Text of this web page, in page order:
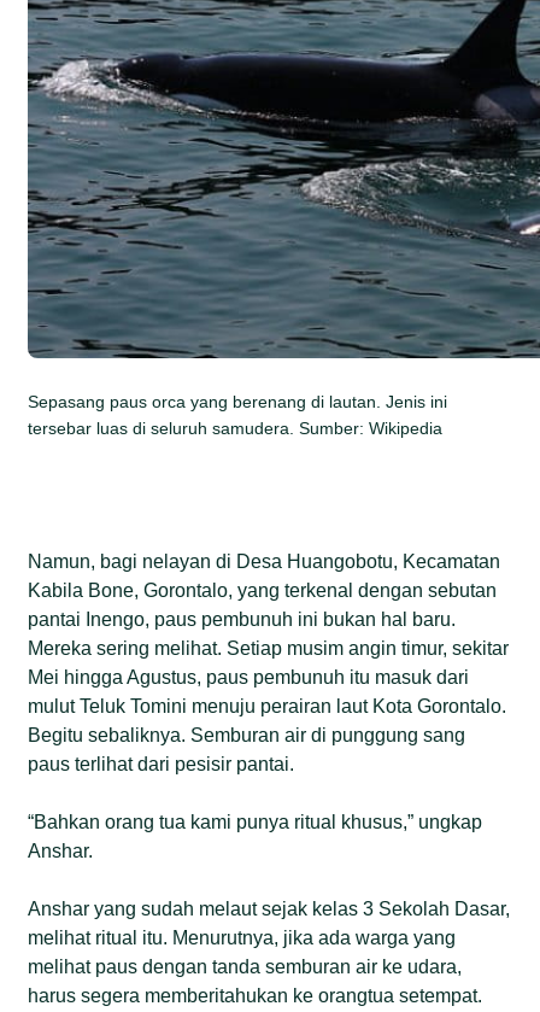
Sepasang paus orca yang berenang di lautan. Jenis ini
tersebar luas di seluruh samudera. Sumber: Wikipedia
Namun, bagi nelayan di Desa Huangobotu, Kecamatan
Kabila Bone, Gorontalo, yang terkenal dengan sebutan
pantai Inengo, paus pembunuh ini bukan hal baru.
Mereka sering melihat. Setiap musim angin timur, sekitar
Mei hingga Agustus, paus pembunuh itu masuk dari
mulut Teluk Tomini menuju perairan laut Kota Gorontalo.
Begitu sebaliknya. Semburan air di punggung sang
paus terlihat dari pesisir pantai.
“Bahkan orang tua kami punya ritual khusus,” ungkap
Anshar.
Anshar yang sudah melaut sejak kelas 3 Sekolah Dasar,
melihat ritual itu. Menurutnya, jika ada warga yang
melihat paus dengan tanda semburan air ke udara,
harus segera memberitahukan ke orangtua setempat.